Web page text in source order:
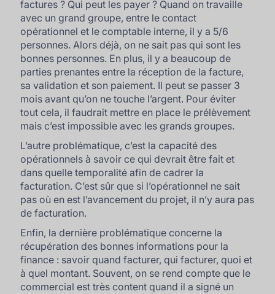
factures ? Qui peut les payer ? Quand on travaille
avec un grand groupe, entre le contact
opérationnel et le comptable interne, il y a 5/6
personnes. Alors déjà, on ne sait pas qui sont les
bonnes personnes. En plus, il y a beaucoup de
parties prenantes entre la réception de la facture,
sa validation et son paiement. Il peut se passer 3
mois avant qu’on ne touche l’argent. Pour éviter
tout cela, il faudrait mettre en place le prélèvement
mais c’est impossible avec les grands groupes.
L’autre problématique, c’est la capacité des
opérationnels à savoir ce qui devrait être fait et
dans quelle temporalité afin de cadrer la
facturation. C’est sûr que si l’opérationnel ne sait
pas où en est l’avancement du projet, il n’y aura pas
de facturation.
Enfin, la dernière problématique concerne la
récupération des bonnes informations pour la
finance : savoir quand facturer, qui facturer, quoi et
à quel montant. Souvent, on se rend compte que le
commercial est très content quand il a signé un